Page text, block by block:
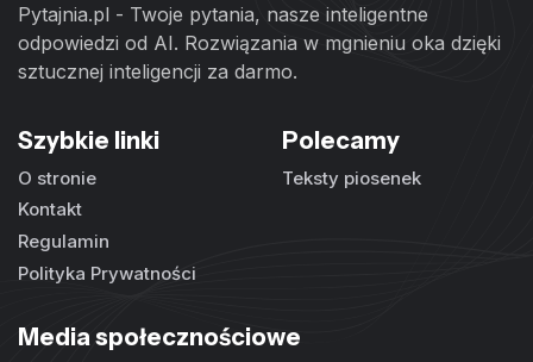
Pytajnia.pl - Twoje pytania, nasze inteligentne
odpowiedzi od AI. Rozwiązania w mgnieniu oka dzięki
sztucznej inteligencji za darmo.
Szybkie linki
O stronie
Kontakt
Regulamin
Polityka Prywatności
Polecamy
Teksty piosenek
Media społecznościowe